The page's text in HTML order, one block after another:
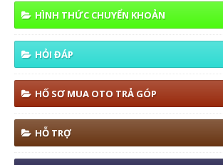
HÌNH THỨC CHUYỂN KHOẢN
HỎI ĐÁP
HỐ SƠ MUA OTO TRẢ GÓP
HỖ TRỢ